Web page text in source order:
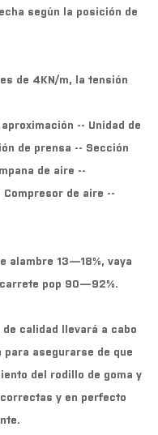
según la posición de
de 4KN/m, la tensión
-- Unidad de
de prensa -- Sección
de aire --
de aire --
alambre 13—18%, vaya
pop 90—92%.
calidad llevará a cabo
asegurarse de que
del rodillo de goma y
y en perfecto